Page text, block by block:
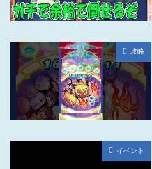
攻略
イベント